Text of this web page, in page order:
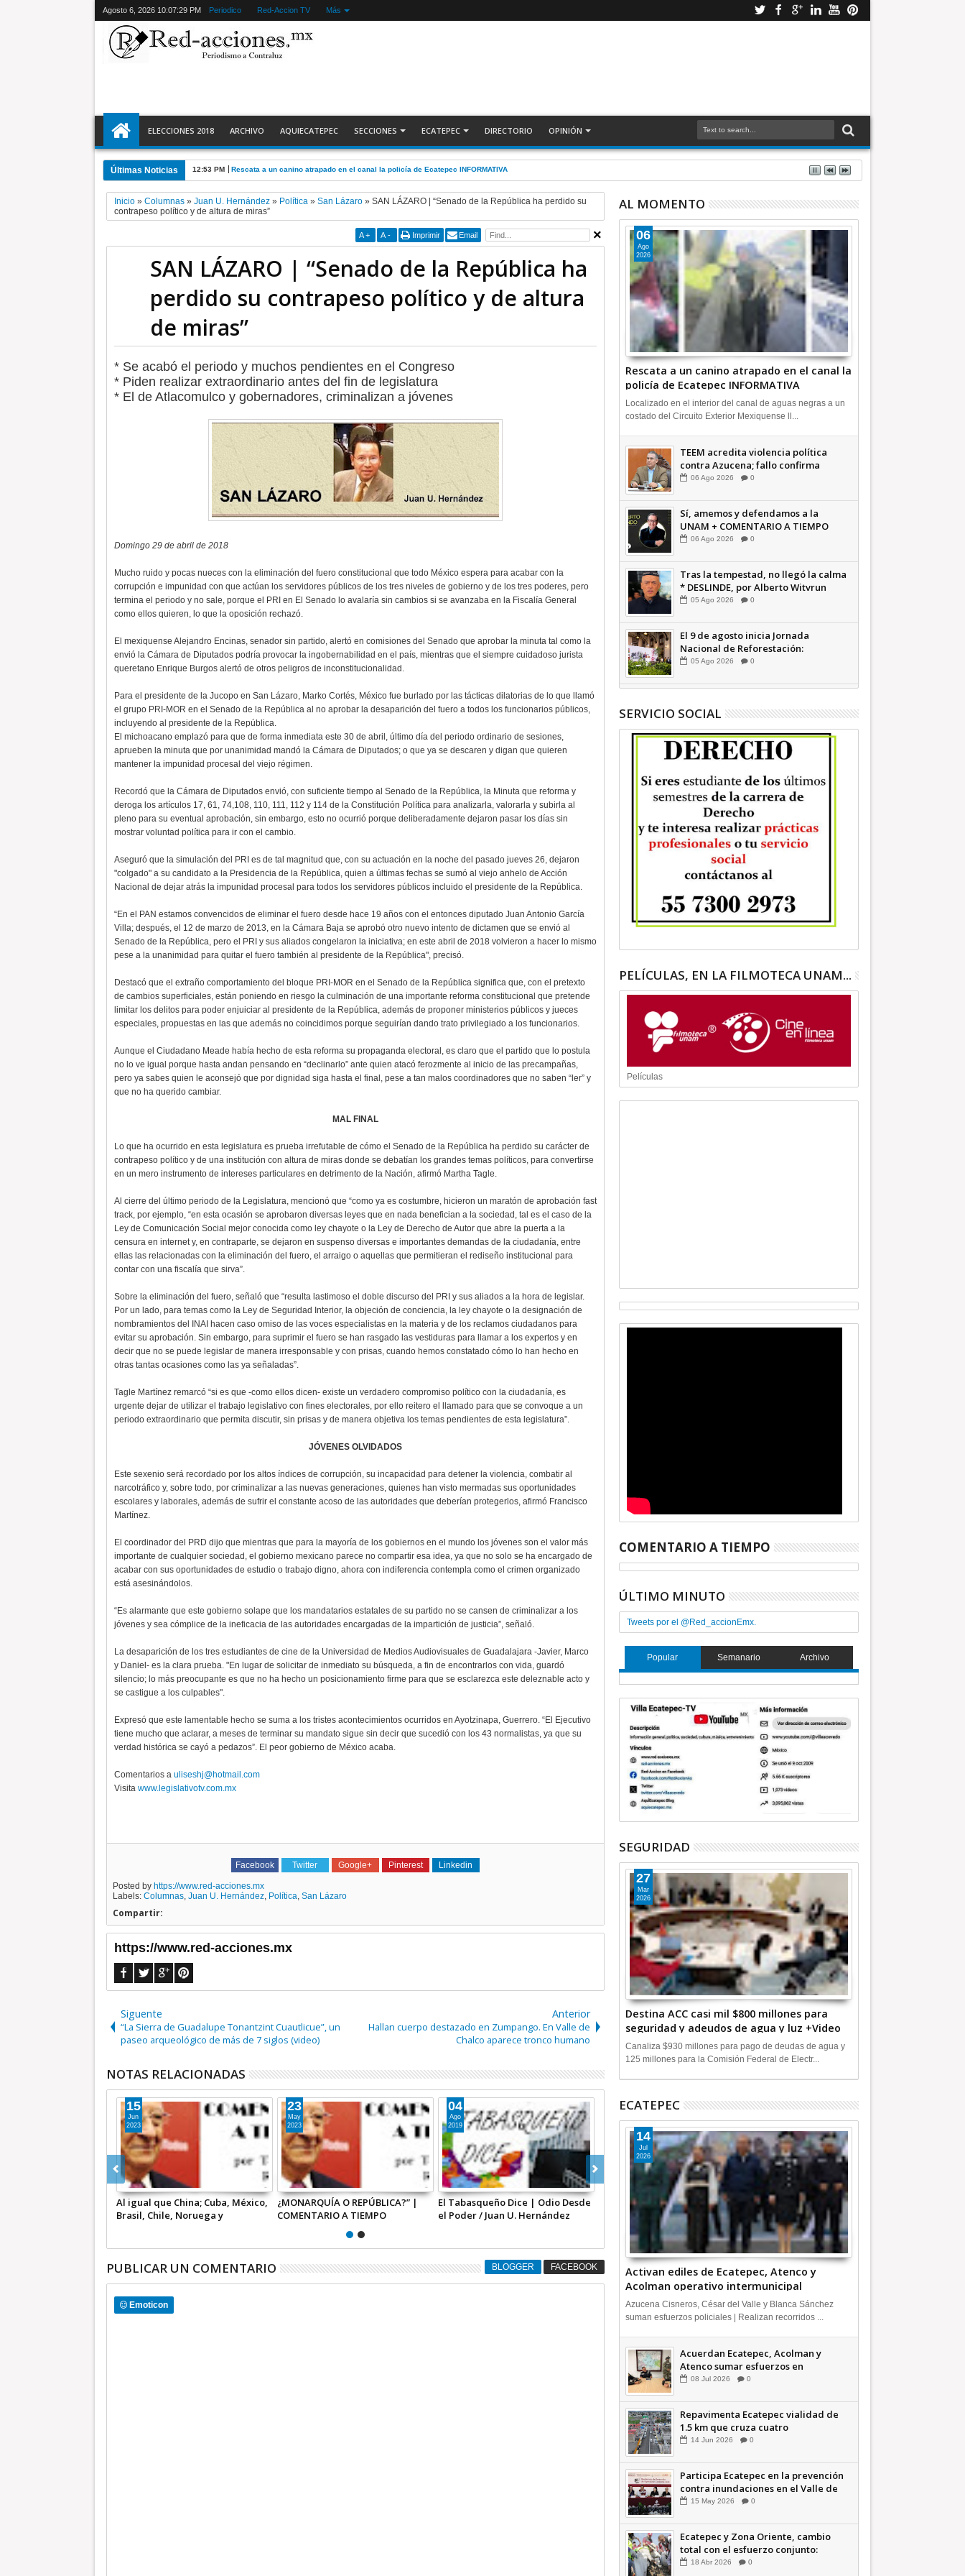
Agosto 6, 2026 10:07:30 PM Periodico Red-Accion TV Más
ELECCIONES 2018 ARCHIVO AQUIECATEPEC SECCIONES ECATEPEC DIRECTORIO OPINIÓN
Últimas Noticias 10:46 AM TEEM acredita violencia política contra Azucena; fallo confirma guerra sucia: Octavio Martínez INFORMATIVA
Inicio» Columnas» Juan U. Hernández» Política» San Lázaro» SAN LÁZARO | “Senado de la República ha perdido su
contrapeso político y de altura de miras”
A + A - Imprimir Email
SAN LÁZARO | “Senado de la República ha
perdido su contrapeso político y de altura
de miras”
* Se acabó el periodo y muchos pendientes en el Congreso
* Piden realizar extraordinario antes del fin de legislatura
* El de Atlacomulco y gobernadores, criminalizan a jóvenes
Domingo 29 de abril de 2018
Mucho ruido y pocas nueces con la eliminación del fuero constitucional que todo México espera para acabar con la
corrupción e impunidad con que actúan los servidores públicos de los tres niveles de gobierno y de los tres poderes, pero
termina el periodo y no sale, porque el PRI en El Senado lo avalaría sin cambios si se avanzaba en la Fiscalía General
como ellos quieren, lo que la oposición rechazó.
El mexiquense Alejandro Encinas, senador sin partido, alertó en comisiones del Senado que aprobar la minuta tal como la
envió la Cámara de Diputados podría provocar la ingobernabilidad en el país, mientras que el siempre cuidadoso jurista
queretano Enrique Burgos alertó de otros peligros de inconstitucionalidad.
Para el presidente de la Jucopo en San Lázaro, Marko Cortés, México fue burlado por las tácticas dilatorias de lo que llamó
el grupo PRI-MOR en el Senado de la República al no aprobar la desaparición del fuero a todos los funcionarios públicos,
incluyendo al presidente de la República.
El michoacano emplazó para que de forma inmediata este 30 de abril, último día del periodo ordinario de sesiones,
aprueben la minuta que por unanimidad mandó la Cámara de Diputados; o que ya se descaren y digan que quieren
mantener la impunidad procesal del viejo régimen.
Recordó que la Cámara de Diputados envió, con suficiente tiempo al Senado de la República, la Minuta que reforma y
deroga los artículos 17, 61, 74,108, 110, 111, 112 y 114 de la Constitución Política para analizarla, valorarla y subirla al
pleno para su eventual aprobación, sin embargo, esto no ocurrió porque deliberadamente dejaron pasar los días sin
mostrar voluntad política para ir con el cambio.
Aseguró que la simulación del PRI es de tal magnitud que, con su actuación en la noche del pasado jueves 26, dejaron
"colgado" a su candidato a la Presidencia de la República, quien a últimas fechas se sumó al viejo anhelo de Acción
Nacional de dejar atrás la impunidad procesal para todos los servidores públicos incluido el presidente de la República.
“En el PAN estamos convencidos de eliminar el fuero desde hace 19 años con el entonces diputado Juan Antonio García
Villa; después, el 12 de marzo de 2013, en la Cámara Baja se aprobó otro nuevo intento de dictamen que se envió al
Senado de la República, pero el PRI y sus aliados congelaron la iniciativa; en este abril de 2018 volvieron a hacer lo mismo
pese a la unanimidad para quitar el fuero también al presidente de la República", precisó.
Destacó que el extraño comportamiento del bloque PRI-MOR en el Senado de la República significa que, con el pretexto
de cambios superficiales, están poniendo en riesgo la culminación de una importante reforma constitucional que pretende
limitar los delitos para poder enjuiciar al presidente de la República, además de proponer ministerios públicos y jueces
especiales, propuestas en las que además no coincidimos porque seguirían dando trato privilegiado a los funcionarios.
Aunque el Ciudadano Meade había hecho de esta reforma su propaganda electoral, es claro que el partido que lo postula
no lo ve igual porque hasta andan pensando en “declinarlo” ante quien atacó ferozmente al inicio de las precampañas,
pero ya sabes quien le aconsejó que por dignidad siga hasta el final, pese a tan malos coordinadores que no saben “ler” y
que no ha querido cambiar.
MAL FINAL
Lo que ha ocurrido en esta legislatura es prueba irrefutable de cómo el Senado de la República ha perdido su carácter de
contrapeso político y de una institución con altura de miras donde se debatían los grandes temas políticos, para convertirse
en un mero instrumento de intereses particulares en detrimento de la Nación, afirmó Martha Tagle.
Al cierre del último periodo de la Legislatura, mencionó que “como ya es costumbre, hicieron un maratón de aprobación fast
track, por ejemplo, “en esta ocasión se aprobaron diversas leyes que en nada benefician a la sociedad, tal es el caso de la
Ley de Comunicación Social mejor conocida como ley chayote o la Ley de Derecho de Autor que abre la puerta a la
censura en internet y, en contraparte, se dejaron en suspenso diversas e importantes demandas de la ciudadanía, entre
ellas las relacionadas con la eliminación del fuero, el arraigo o aquellas que permitieran el rediseño institucional para
contar con una fiscalía que sirva”.
Sobre la eliminación del fuero, señaló que “resulta lastimoso el doble discurso del PRI y sus aliados a la hora de legislar.
Por un lado, para temas como la Ley de Seguridad Interior, la objeción de conciencia, la ley chayote o la designación de
nombramientos del INAI hacen caso omiso de las voces especialistas en la materia y de los reclamos ciudadanos para
evitar su aprobación. Sin embargo, para suprimir el fuero se han rasgado las vestiduras para llamar a los expertos y en
decir que no se puede legislar de manera irresponsable y con prisas, cuando hemos constatado cómo lo han hecho en
otras tantas ocasiones como las ya señaladas”.
Tagle Martínez remarcó “si es que -como ellos dicen- existe un verdadero compromiso político con la ciudadanía, es
urgente dejar de utilizar el trabajo legislativo con fines electorales, por ello reitero el llamado para que se convoque a un
periodo extraordinario que permita discutir, sin prisas y de manera objetiva los temas pendientes de esta legislatura”.
JÓVENES OLVIDADOS
Este sexenio será recordado por los altos índices de corrupción, su incapacidad para detener la violencia, combatir al
narcotráfico y, sobre todo, por criminalizar a las nuevas generaciones, quienes han visto mermadas sus oportunidades
escolares y laborales, además de sufrir el constante acoso de las autoridades que deberían protegerlos, afirmó Francisco
Martínez.
El coordinador del PRD dijo que mientras que para la mayoría de los gobiernos en el mundo los jóvenes son el valor más
importante de cualquier sociedad, el gobierno mexicano parece no compartir esa idea, ya que no solo se ha encargado de
acabar con sus oportunidades de estudio o trabajo digno, ahora con indiferencia contempla como el crimen organizado
está asesinándolos.
“Es alarmante que este gobierno solape que los mandatarios estatales de su partido no se cansen de criminalizar a los
jóvenes y sea cómplice de la ineficacia de las autoridades encargadas de la impartición de justicia”, señaló.
La desaparición de los tres estudiantes de cine de la Universidad de Medios Audiovisuales de Guadalajara -Javier, Marco
y Daniel- es la clara prueba. "En lugar de solicitar de inmediato su búsqueda, a fin de encontrarlos con vida, guardó
silencio; lo más preocupante es que no ha hecho un posicionamiento firme para que se esclarezca este deleznable acto y
se castigue a los culpables".
Expresó que este lamentable hecho se suma a los tristes acontecimientos ocurridos en Ayotzinapa, Guerrero. “El Ejecutivo
tiene mucho que aclarar, a meses de terminar su mandato sigue sin decir que sucedió con los 43 normalistas, ya que su
verdad histórica se cayó a pedazos”. El peor gobierno de México acaba.
Comentarios a uliseshj@hotmail.com
Visita www.legislativotv.com.mx
Facebook Twitter Google+ Pinterest Linkedin
Posted by https://www.red-acciones.mx
Labels: Columnas, Juan U. Hernández, Política, San Lázaro
Compartir:
https://www.red-acciones.mx
Siguente
“La Sierra de Guadalupe Tonantzint Cuautlicue”, un
paseo arqueológico de más de 7 siglos (video)
Anterior
Hallan cuerpo destazado en Zumpango. En Valle de
Chalco aparece tronco humano
NOTAS RELACIONADAS
El Tabasqueño Dice | Odio Desde
el Poder / Juan U. Hernández
04
Ago
2019
El Tabasqueño Dice | Morena /
Juan U. Hernández: Autor
28
Jul
2019
Miradas de reportero | Ya son
demasiados periodistas exiliados
01
Jul
2019
PUBLICAR UN COMENTARIO BLOGGER FACEBOOK
Emoticon
AL MOMENTO
Rescata a un canino atrapado en el canal la
policía de Ecatepec INFORMATIVA
06
Ago
2026
Localizado en el interior del canal de aguas negras a un
costado del Circuito Exterior Mexiquense ll...
TEEM acredita violencia política
contra Azucena; fallo confirma
guerra sucia: Octavio Martínez
06 Ago 2026 0
Sí, amemos y defendamos a la
UNAM + COMENTARIO A TIEMPO
06 Ago 2026 0
Tras la tempestad, no llegó la calma
* DESLINDE, por Alberto Witvrun
OPINIÓN
05 Ago 2026 0
El 9 de agosto inicia Jornada
Nacional de Reforestación:
presidenta Sheinbaum +Video
05 Ago 2026 0
SERVICIO SOCIAL
PELÍCULAS, EN LA FILMOTECA UNAM...
Películas
COMENTARIO A TIEMPO
ÚLTIMO MINUTO
Tweets por el @Red_accionEmx.
Popular Semanario Archivo
SEGURIDAD
Destina ACC casi mil $800 millones para
seguridad y adeudos de agua y luz +Video
27
Mar
2026
Canaliza $930 millones para pago de deudas de agua y
125 millones para la Comisión Federal de Electr...
ECATEPEC
Activan ediles de Ecatepec, Atenco y
Acolman operativo intermunicipal
14
Jul
2026
Azucena Cisneros, César del Valle y Blanca Sánchez
suman esfuerzos policiales | Realizan recorridos ...
Acuerdan Ecatepec, Acolman y
Atenco sumar esfuerzos en
seguridad
08 Jul 2026 0
Repavimenta Ecatepec vialidad de
1.5 km que cruza cuatro
comunidades +Video
14 Jun 2026 0
Participa Ecatepec en la prevención
contra inundaciones en el Valle de
México +VID
15 May 2026 0
Ecatepec y Zona Oriente, cambio
total con el esfuerzo conjunto:
Azucena; retiran 21 toneladas de
18 Abr 2026 0